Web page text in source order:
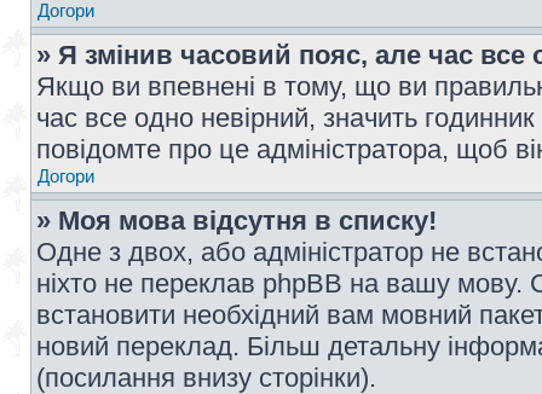
Догори
» Я змінив часовий пояс, але час все
Якщо ви впевнені в тому, що ви
час все одно невірний, значить
повідомте про це адміністратора, щоб
Догори
» Моя мова відсутня в списку!
Одне з двох, або адміністратор не
ніхто не переклав phpBB на вашу мову.
встановити необхідний вам мовний
новий переклад. Більш детальну
(посилання внизу сторінки).